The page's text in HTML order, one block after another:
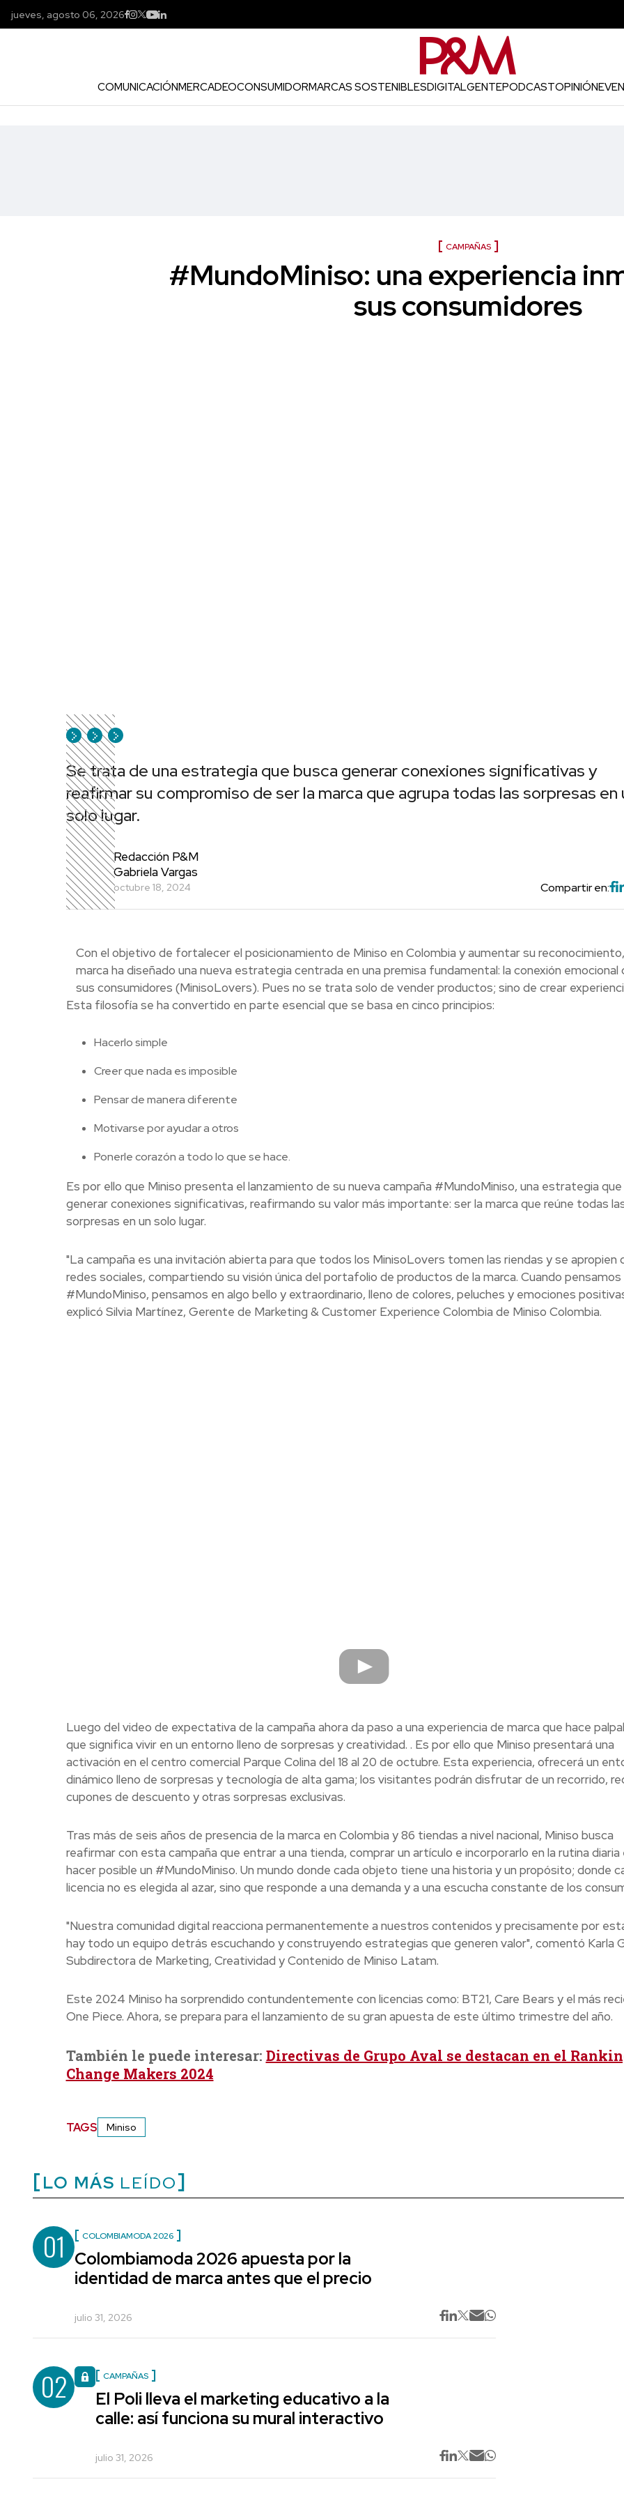
jueves, agosto 06, 2026
COMUNICACIÓNMERCADEOCONSUMIDORMARCAS SOSTENIBLESDIGITALGENTEPODCASTOPINIÓN
CAMPAÑAS
#MundoMiniso: una experiencia
sus consumidores
Se trata de una estrategia que busca generar conexiones significativas y
reafirmar su compromiso de ser la marca que agrupa todas las sorpresas en
solo lugar.
Redacción P&M
Gabriela Vargas
octubre 18, 2024 Compartir en:
​Con el objetivo de fortalecer el posicionamiento de Miniso en Colombia y aumentar su
marca ha diseñado una nueva estrategia centrada en una premisa fundamental: la conexión emocional
sus consumidores (MinisoLovers). Pues no se trata solo de vender productos; sino de crear
Esta filosofía se ha convertido en parte esencial que se basa en cinco principios:
Hacerlo simple
Creer que nada es imposible
Pensar de manera diferente
Motivarse por ayudar a otros
Ponerle corazón a todo lo que se hace.
Es por ello que Miniso presenta el lanzamiento de su nueva campaña #MundoMiniso, una estrategia
generar conexiones significativas, reafirmando su valor más importante: ser la marca que reúne todas
sorpresas en un solo lugar.
"La campaña es una invitación abierta para que todos los MinisoLovers tomen las riendas y se apropien
redes sociales, compartiendo su visión única del portafolio de productos de la marca. Cuando pensamos
#MundoMiniso, pensamos en algo bello y extraordinario, lleno de colores, peluches y emociones
explicó Silvia Martínez, Gerente de Marketing & Customer Experience Colombia de Miniso Colombia.
Luego del video de expectativa de la campaña ahora da paso a una experiencia de marca que hace
que significa vivir en un entorno lleno de sorpresas y creatividad. . Es por ello que Miniso presentará una
activación en el centro comercial Parque Colina del 18 al 20 de octubre. Esta experiencia, ofrecerá un
dinámico lleno de sorpresas y tecnología de alta gama; los visitantes podrán disfrutar de un recorrido,
cupones de descuento y otras sorpresas exclusivas.
Tras más de seis años de presencia de la marca en Colombia y 86 tiendas a nivel nacional, Miniso busca
reafirmar con esta campaña que entrar a una tienda, comprar un artículo e incorporarlo en la rutina diaria
hacer posible un #MundoMiniso. Un mundo donde cada objeto tiene una historia y un propósito; donde
licencia no es elegida al azar, sino que responde a una demanda y a una escucha constante de los
"Nuestra comunidad digital reacciona permanentemente a nuestros contenidos y precisamente por
hay todo un equipo detrás escuchando y construyendo estrategias que generen valor", comentó Karla
Subdirectora de Marketing, Creatividad y Contenido de Miniso Latam.
Este 2024 Miniso ha sorprendido contundentemente con licencias como: BT21, Care Bears y el más
One Piece. Ahora, se prepara para el lanzamiento de su gran apuesta de este último trimestre del año.
También le puede interesar: Directivas de Grupo Aval se destacan en el
Change Makers 2024
TAGS Miniso
LO MÁS LEÍDO
01 COLOMBIAMODA 2026
Colombiamoda 2026 apuesta por la
identidad de marca antes que el precio
julio 31, 2026
02 CAMPAÑAS
El Poli lleva el marketing educativo a la
calle: así funciona su mural interactivo
julio 31, 2026